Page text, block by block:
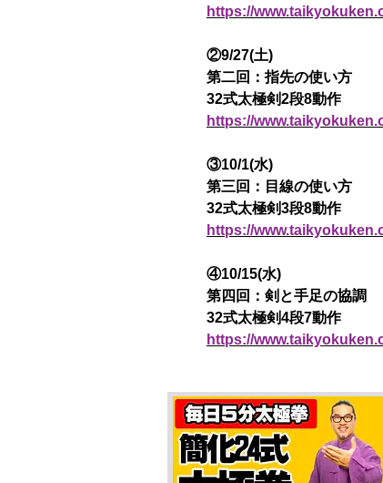
https://
②9/27(土)
第二回：指先の使い方
32式太極剣2段8動作
https://
③10/1(水)
第三回：目線の使い方
32式太極剣3段8動作
https://
④10/15(水)
第四回：剣と手足の協調
32式太極剣4段7動作
https://